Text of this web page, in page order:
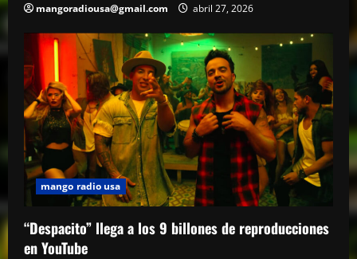
mangoradiousa@gmail.com abril 27, 2026
mango radio usa
“Despacito” llega a los 9 billones de reproducciones
en YouTube